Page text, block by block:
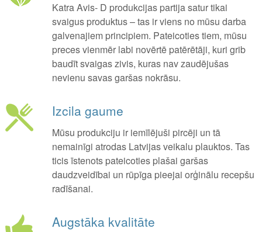
Katra Avis- D produkcijas partija satur tikai
svaigus produktus – tas ir viens no mūsu darba
galvenajiem principiem. Pateicoties tiem, mūsu
preces vienmēr labi novērtē patērētāji, kuri grib
baudīt svaigas zivis, kuras nav zaudējušas
nevienu savas garšas nokrāsu.
Izcila gaume
Mūsu produkciju ir iemīlējuši pircēji un tā
nemainīgi atrodas Latvijas veikalu plauktos. Tas
ticis īstenots pateicoties plašai garšas
daudzveidībai un rūpīga pieejai orģinālu recepšu
radīšanai.
Augstāka kvalitāte